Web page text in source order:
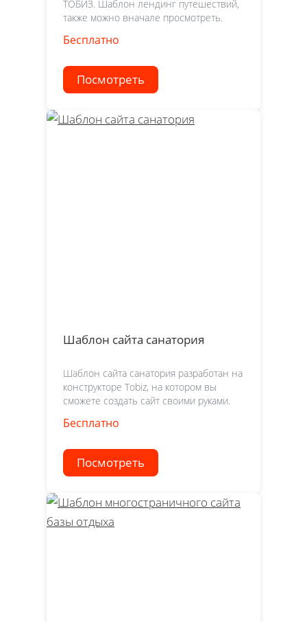
ТОБИЗ. Шаблон лендинг путешествий,
также можно вначале просмотреть.
Бесплатно
Посмотреть
Шаблон сайта санатория
Шаблон сайта санатория разработан на
конструкторе Tobiz, на котором вы
сможете создать сайт своими руками.
Бесплатно
Посмотреть